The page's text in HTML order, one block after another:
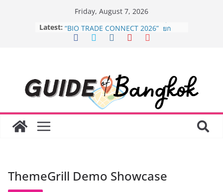
Friday, August 7, 2026
Latest: BEDO เดินหน้าจัดกิจกรรมเจรจาธุรกิจ
“BIO TRADE CONNECT 2026” ยก
สด ดอกไม้ประดิษฐ์ พวงมาลัย และสังฆ
ภัณฑ์ครบวงจร ขอเชิญเลือกซื้อมาลัย
และของขวัญต้อนรับวันแม่ เปิดให้
บริการทุกวันตลอด 24 ชั่วโมง
Guangzhou Yinghao School เผยวิสัย
ประเทศ จัดประชุมใหญ่แห่งปี พบ CEO
ThemeGrill Demo Showcase